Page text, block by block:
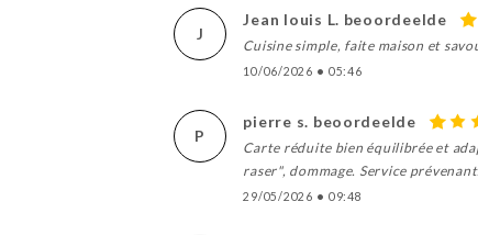
J
Jean louis L. beoordeelde
Cuisine simple, faite maison et
10/06/2026 • 05:46
P
pierre s. beoordeelde
Carte réduite bien équilibrée et
raser", dommage. Service
29/05/2026 • 09:48